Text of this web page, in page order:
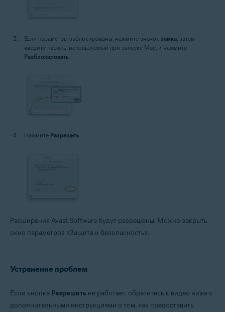
Если параметры заблокированы, нажмите значок замка, затем
введите пароль, используемый при запуске Mac, и нажмите
Разблокировать.
Нажмите Разрешить
Расширения Avast Software будут разрешены. Можно закрыть
окно параметров «Защита и безопасность».
Устранение проблем
Если кнопка Разрешить не работает, обратитесь к видео ниже с
дополнительными инструкциями о том, как предоставить